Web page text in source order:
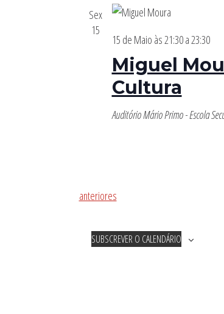
Sex
15
Miguel
Cultura
15 de Maio às 21:30a23:30
Auditório Mário Primo - Escola
Eventos
anteriores
SUBSCREVER O CALENDÁRIO